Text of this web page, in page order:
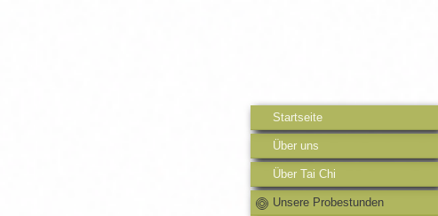
Startseite
Über uns
Über Tai Chi
Unsere Probestunden